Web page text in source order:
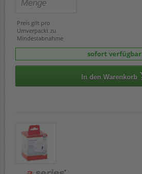
Preis gilt pro
Umverpackt zu
Mindestabnahme
sofort verfügbar
In den Warenkorb